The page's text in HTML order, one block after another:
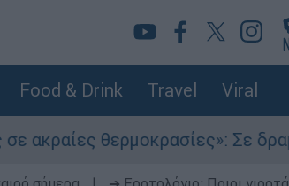
Food & Drink Travel Viral
Σε δραματικές